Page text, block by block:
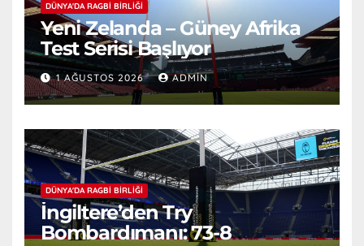
DÜNYA'DA RAGBI BIRLIĞI
Yeni Zelanda – Güney Afrika
Test Serisi Başlıyor
1 AĞUSTOS 2026 ADMIN
DÜNYA'DA RAGBI BIRLIĞI
İngiltere’den Try
Bombardımanı: 73-8